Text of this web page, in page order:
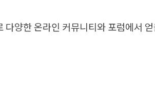
다양한 온라인 커뮤니티와 포럼에서